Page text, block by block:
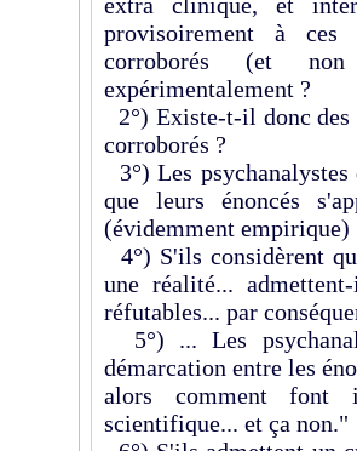
provisoirement à
corroborés (et
expérimentalement ?
2°) Existe-t-il donc des
corroborés ?
3°) Les
que leurs énoncés
(évidemment empirique)
4°) S'ils considèrent
une réalité...
réfutables... par
5°) ... Les
démarcation entre les
alors comment
scientifique... et ça non."